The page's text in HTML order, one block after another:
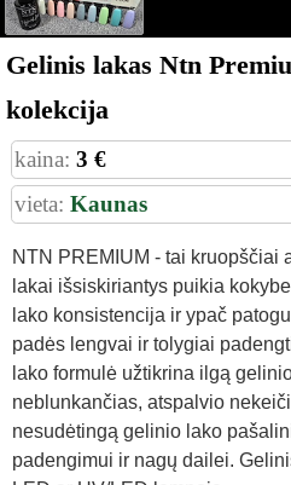
Gelinis lakas Ntn
kolekcija
kaina: 3 €
vieta: Kaunas
NTN PREMIUM - tai kruopščiai
lakai išsiskiriantys puikia
lako konsistencija ir ypač
padės lengvai ir tolygiai
lako formulė užtikrina ilgą
neblunkančias, atspalvio
nesudėtingą gelinio lako
padengimui ir nagų dailei.